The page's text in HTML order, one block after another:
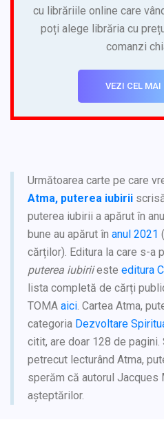
cu librăriile online care
poți alege librăria cu
comanzi
VEZI CEL MAI
Următoarea carte pe care
Atma, puterea iubirii
puterea iubirii a apărut în
bune au apărut în anul 2021
cărților). Editura la care s-a
puterea iubiriieste editura
lista completă de cărți
TOMA aici . Cartea Atma,
categoria Dezvoltare
citit, are doar 128 de
petrecut lecturând Atma,
sperăm că autorul Jacques
așteptărilor.